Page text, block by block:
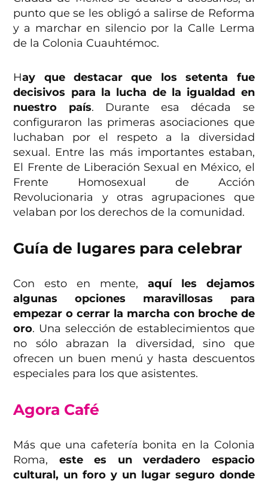
punto que se les obligó a salirse de Reforma
y a marchar en silencio por la Calle Lerma
de la Colonia Cuauhtémoc.
Hay que destacar que los setenta fue
decisivos para la lucha de la igualdad en
nuestro país. Durante esa década se
configuraron las primeras asociaciones que
luchaban por el respeto a la diversidad
sexual. Entre las más importantes estaban,
El Frente de Liberación Sexual en México, el
Frente Homosexual de Acción
Revolucionaria y otras agrupaciones que
velaban por los derechos de la comunidad.
Guía de lugares para celebrar
Con esto en mente, aquí les dejamos
algunas opciones maravillosas para
empezar o cerrar la marcha con broche de
oro. Una selección de establecimientos que
no sólo abrazan la diversidad, sino que
ofrecen un buen menú y hasta descuentos
especiales para los que asistentes.
Agora Café
Más que una cafetería bonita en la Colonia
Roma, este es un verdadero espacio
cultural, un foro y un lugar seguro donde